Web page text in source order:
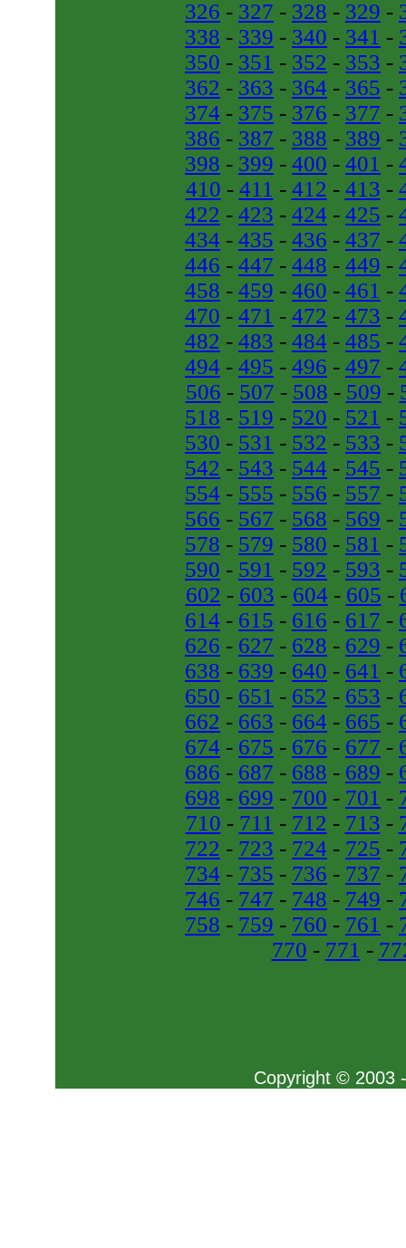
326 - 327 - 328 - 329 -
338 - 339 - 340 - 341 -
350 - 351 - 352 - 353 -
362 - 363 - 364 - 365 -
374 - 375 - 376 - 377 -
386 - 387 - 388 - 389 -
398 - 399 - 400 - 401 -
410 - 411 - 412 - 413 -
422 - 423 - 424 - 425 -
434 - 435 - 436 - 437 -
446 - 447 - 448 - 449 -
458 - 459 - 460 - 461 -
470 - 471 - 472 - 473 -
482 - 483 - 484 - 485 -
494 - 495 - 496 - 497 -
506 - 507 - 508 - 509 -
518 - 519 - 520 - 521 -
530 - 531 - 532 - 533 -
542 - 543 - 544 - 545 -
554 - 555 - 556 - 557 -
566 - 567 - 568 - 569 -
578 - 579 - 580 - 581 -
590 - 591 - 592 - 593 -
602 - 603 - 604 - 605 -
614 - 615 - 616 - 617 -
626 - 627 - 628 - 629 -
638 - 639 - 640 - 641 -
650 - 651 - 652 - 653 -
662 - 663 - 664 - 665 -
674 - 675 - 676 - 677 -
686 - 687 - 688 - 689 -
698 - 699 - 700 - 701 -
710 - 711 - 712 - 713 -
722 - 723 - 724 - 725 -
734 - 735 - 736 - 737 -
746 - 747 - 748 - 749 -
758 - 759 - 760 - 761 -
770 - 771 -
Copyright © 2003